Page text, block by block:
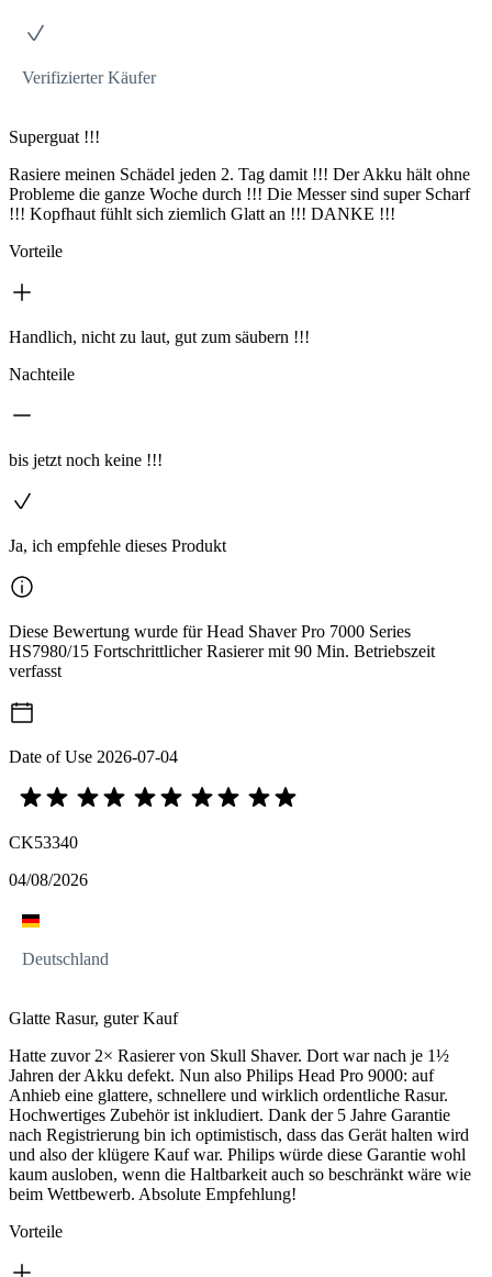
Verifizierter Käufer
Superguat !!!
Rasiere meinen Schädel jeden 2. Tag damit !!! Der Akku hält ohne
Probleme die ganze Woche durch !!! Die Messer sind super Scharf
!!! Kopfhaut fühlt sich ziemlich Glatt an !!! DANKE !!!
Vorteile
Handlich, nicht zu laut, gut zum säubern !!!
Nachteile
bis jetzt noch keine !!!
Ja, ich empfehle dieses Produkt
Diese Bewertung wurde für Head Shaver Pro 7000 Series
HS7980/15 Fortschrittlicher Rasierer mit 90 Min. Betriebszeit
verfasst
Date of Use 2026-07-04
CK53340
04/08/2026
Deutschland
Glatte Rasur, guter Kauf
Hatte zuvor 2× Rasierer von Skull Shaver. Dort war nach je 1½
Jahren der Akku defekt. Nun also Philips Head Pro 9000: auf
Anhieb eine glattere, schnellere und wirklich ordentliche Rasur.
Hochwertiges Zubehör ist inkludiert. Dank der 5 Jahre Garantie
nach Registrierung bin ich optimistisch, dass das Gerät halten wird
und also der klügere Kauf war. Philips würde diese Garantie wohl
kaum ausloben, wenn die Haltbarkeit auch so beschränkt wäre wie
beim Wettbewerb. Absolute Empfehlung!
Vorteile